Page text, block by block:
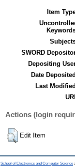
Item
SWORD
Depositing
Date
Last
Actions (login
Edit Item
School of Electronics and Computer Science